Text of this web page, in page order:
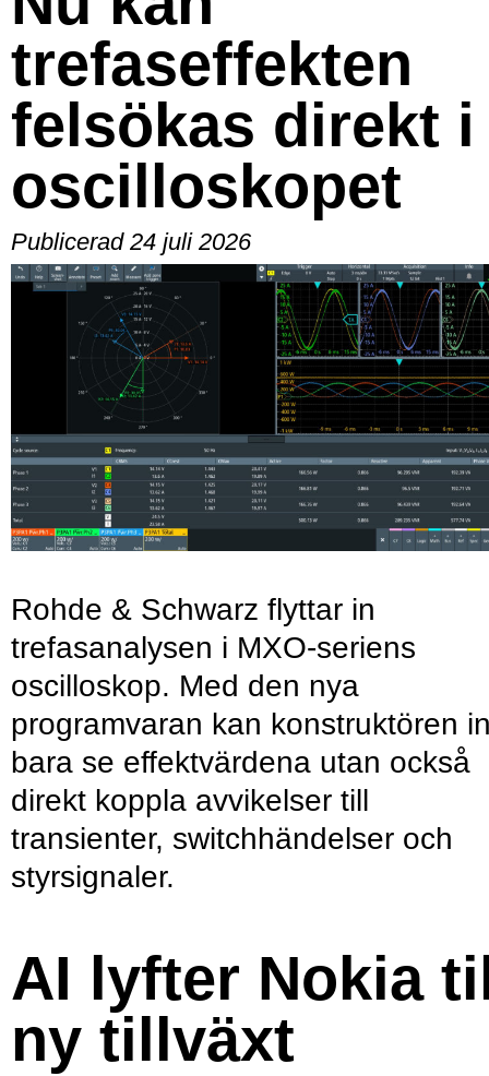
trefaseffekten
felsökas direkt i
oscilloskopet
Publicerad 24 juli 2026
Rohde & Schwarz flyttar in
trefasanalysen i MXO-seriens
oscilloskop. Med den nya
programvaran kan konstruktören
bara se effektvärdena utan också
direkt koppla avvikelser till
transienter, switchhändelser och
styrsignaler.
AI lyfter Nokia
ny tillväxt